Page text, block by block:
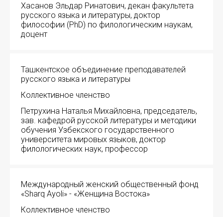
История МАПРЯЛ
Оплата членских взносов МАПРЯЛ
МЕРОПРИЯТИЯ
Мероприятия МАПРЯЛ на 2026 год
50 лет МАПРЯЛ
НОВОСТИ
Хасанов Эльдар Ринатович, декан факультета
русского языка и литературы, доктор
философии (PhD) по филологическим наукам,
доцент
Ташкентское объединение преподавателей
русского языка и литературы
Коллективное членство
Петрухина Наталья Михайловна, председатель,
зав. кафедрой русской литературы и методики
обучения Узбекского государственного
университета мировых языков, доктор
филологических наук, профессор
Международный женский общественный фонд
«Sharq Ayoli» - «Женщина Востока»
Коллективное членство